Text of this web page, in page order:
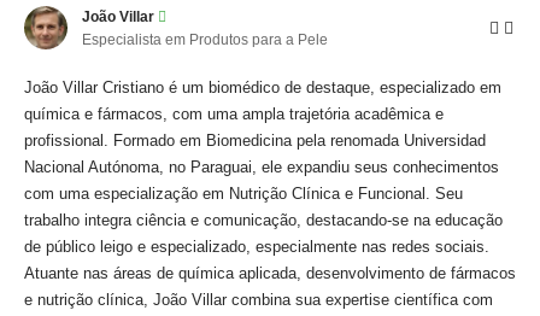
João Villar
Especialista em Produtos para a Pele
João Villar Cristiano é um biomédico de destaque, especializado em
química e fármacos, com uma ampla trajetória acadêmica e
profissional. Formado em Biomedicina pela renomada Universidad
Nacional Autónoma, no Paraguai, ele expandiu seus conhecimentos
com uma especialização em Nutrição Clínica e Funcional. Seu
trabalho integra ciência e comunicação, destacando-se na educação
de público leigo e especializado, especialmente nas redes sociais.
Atuante nas áreas de química aplicada, desenvolvimento de fármacos
e nutrição clínica, João Villar combina sua expertise científica com